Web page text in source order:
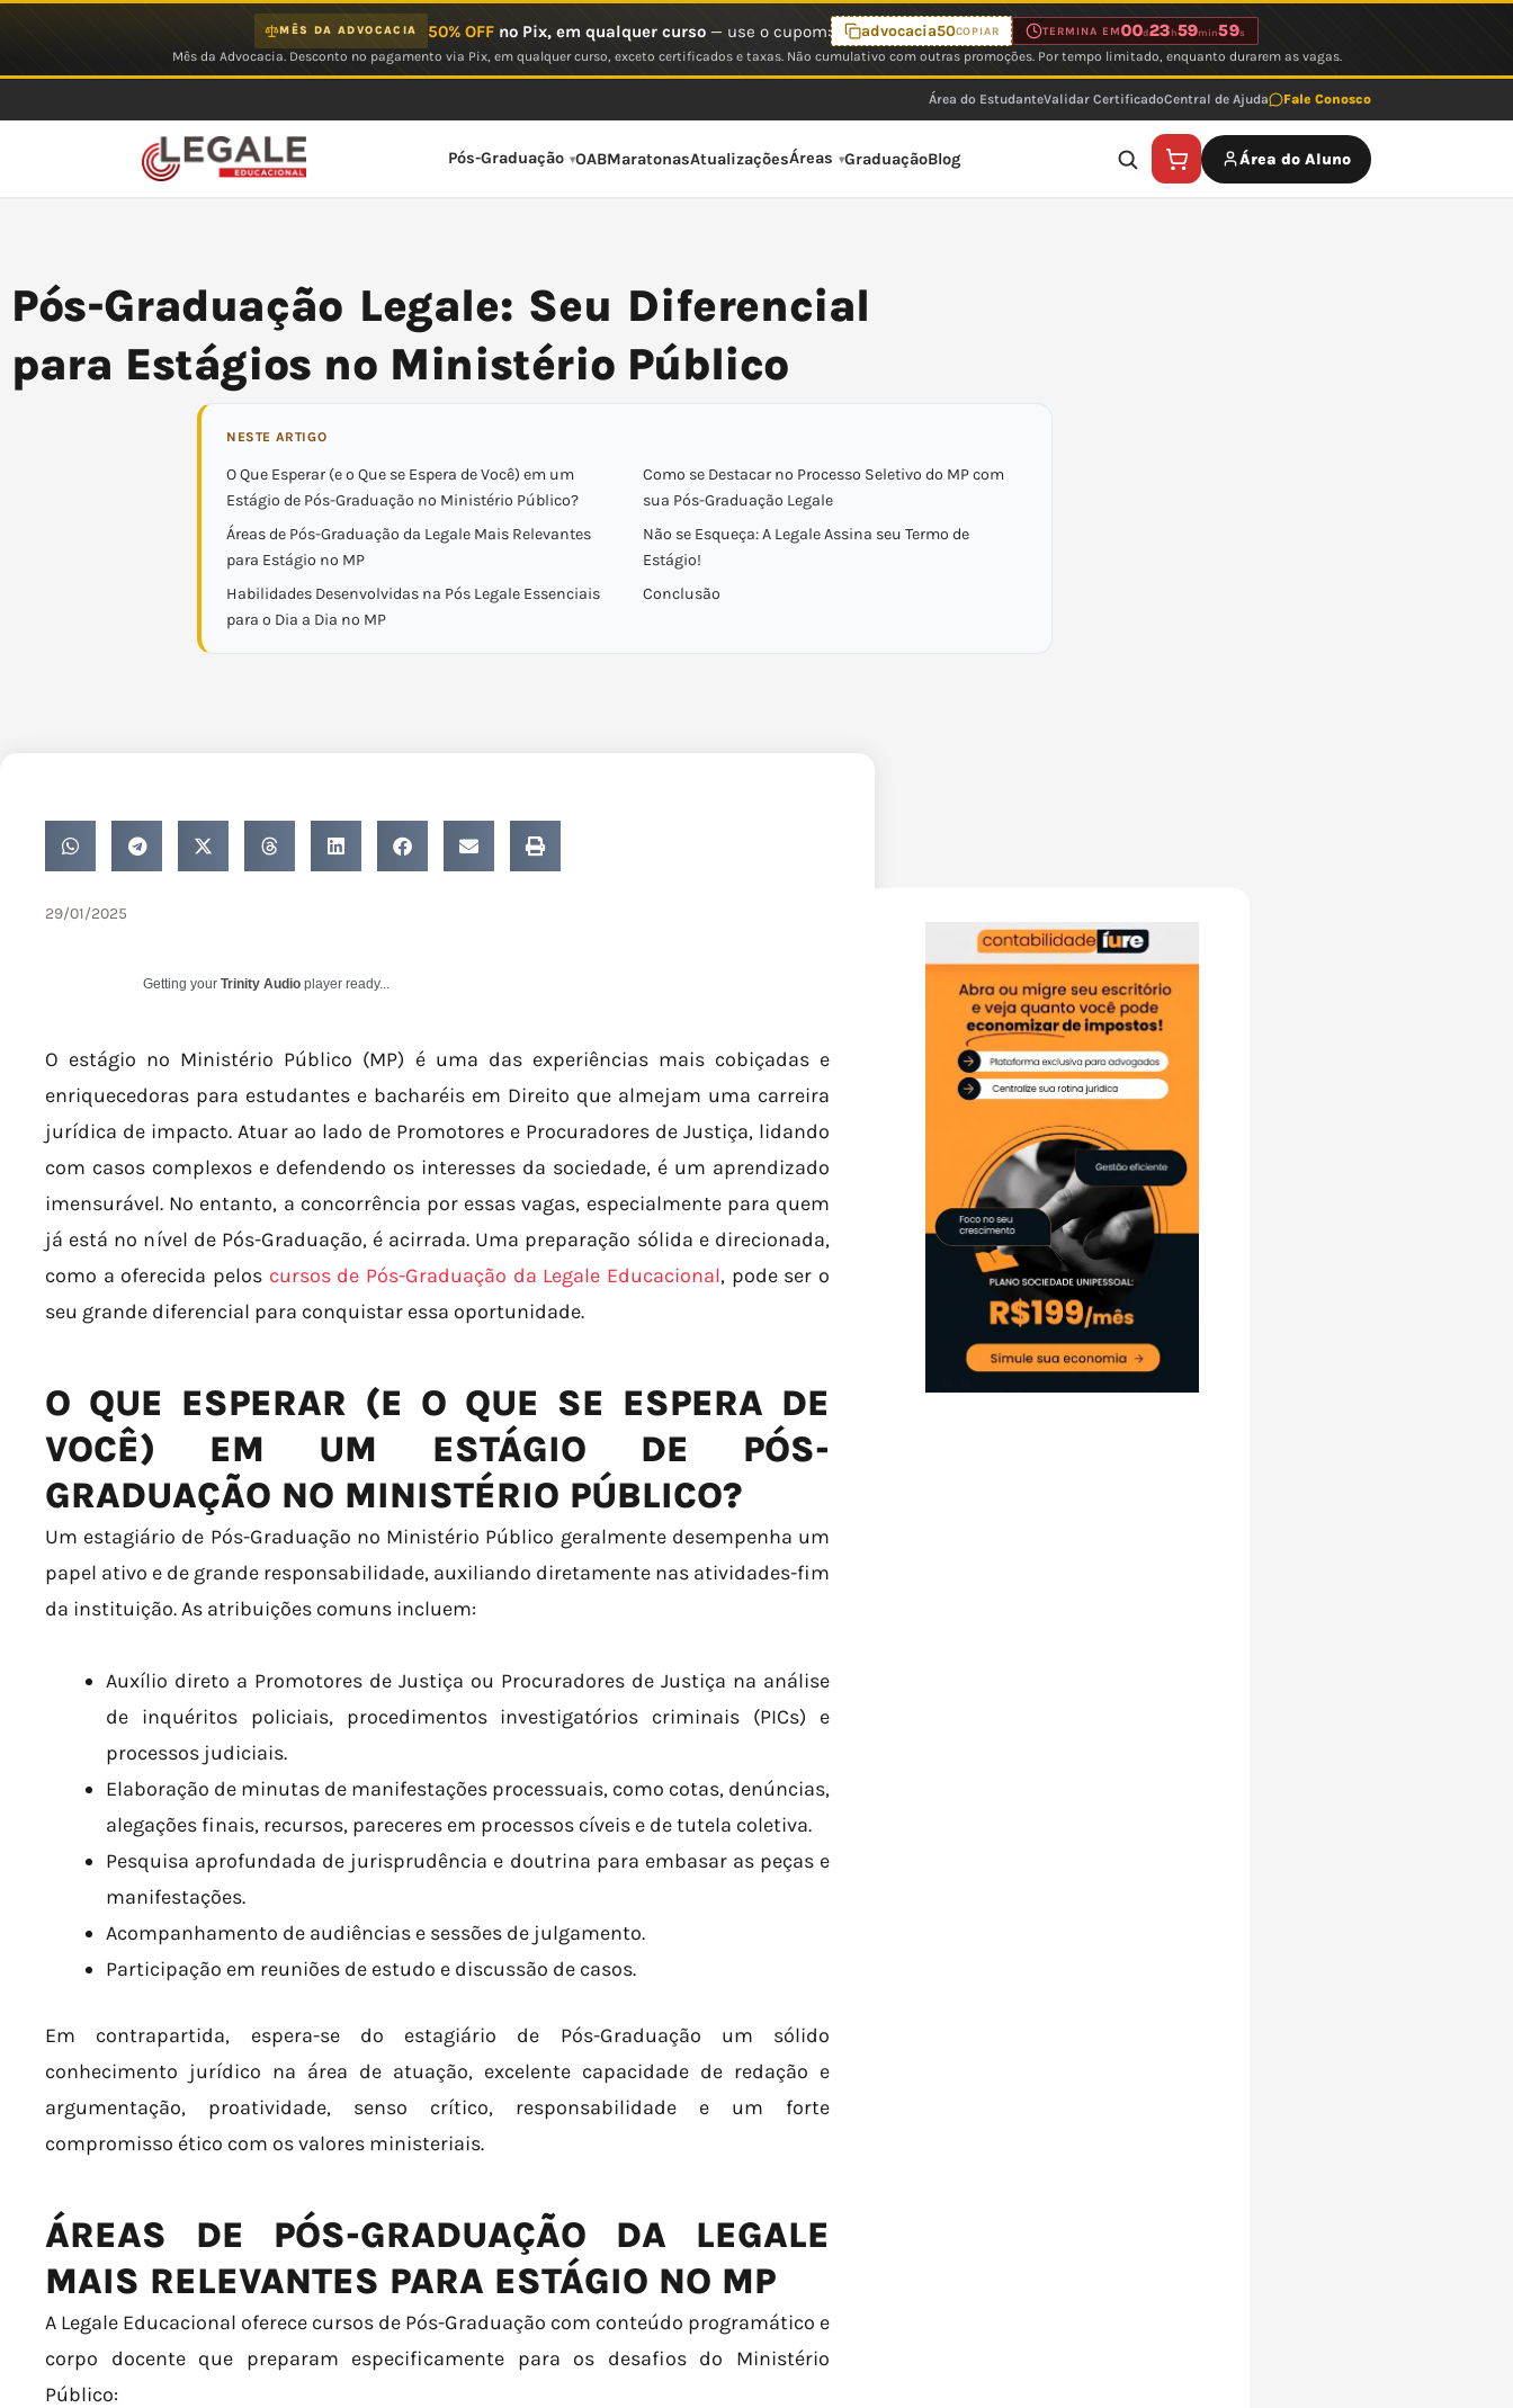
MÊS DA ADVOCACIA 50% OFFno Pix, em qualquer curso— use o cupom: advocacia50COPIAR TERMINA EM00d23 h59min59s
Mês da Advocacia. Desconto no pagamento via Pix, em qualquer curso, exceto certificados e taxas. Não cumulativo com outras promoções. Por tempo limitado, enquanto durarem as vagas.
Área do EstudanteValidar CertificadoCentral de Ajuda Fale Conosco
Pós-Graduação OABMaratonasAtualizaçõesÁreas GraduaçãoBlog Área do Aluno
Pós-Graduação Legale: Seu Diferencial
para Estágios no Ministério Público
NESTE ARTIGO
O Que Esperar (e o Que se Espera de Você) em um
Estágio de Pós-Graduação no Ministério Público?
Áreas de Pós-Graduação da Legale Mais Relevantes
para Estágio no MP
Habilidades Desenvolvidas na Pós Legale Essenciais
para o Dia a Dia no MP
Como se Destacar no Processo Seletivo do MP com
sua Pós-Graduação Legale
Não se Esqueça: A Legale Assina seu Termo de
Estágio!
Conclusão
29/01/2025
Getting your Trinity Audio player ready...
O estágio no Ministério Público (MP) é uma das experiências mais cobiçadas e
enriquecedoras para estudantes e bacharéis em Direito que almejam uma carreira
jurídica de impacto. Atuar ao lado de Promotores e Procuradores de Justiça, lidando
com casos complexos e defendendo os interesses da sociedade, é um aprendizado
imensurável. No entanto, a concorrência por essas vagas, especialmente para quem
já está no nível de Pós-Graduação, é acirrada. Uma preparação sólida e direcionada,
como a oferecida pelos cursos de Pós-Graduação da Legale Educacional, pode ser o
seu grande diferencial para conquistar essa oportunidade.
O QUE ESPERAR (E O QUE SE ESPERA DE
VOCÊ) EM UM ESTÁGIO DE PÓS-
GRADUAÇÃO NO MINISTÉRIO PÚBLICO?
Um estagiário de Pós-Graduação no Ministério Público geralmente desempenha um
papel ativo e de grande responsabilidade, auxiliando diretamente nas atividades-fim
da instituição. As atribuições comuns incluem:
Auxílio direto a Promotores de Justiça ou Procuradores de Justiça na análise
de inquéritos policiais, procedimentos investigatórios criminais (PICs) e
processos judiciais.
Elaboração de minutas de manifestações processuais, como cotas, denúncias,
alegações finais, recursos, pareceres em processos cíveis e de tutela coletiva.
Pesquisa aprofundada de jurisprudência e doutrina para embasar as peças e
manifestações.
Acompanhamento de audiências e sessões de julgamento.
Participação em reuniões de estudo e discussão de casos.
Em contrapartida, espera-se do estagiário de Pós-Graduação um sólido
conhecimento jurídico na área de atuação, excelente capacidade de redação e
argumentação, proatividade, senso crítico, responsabilidade e um forte
compromisso ético com os valores ministeriais.
ÁREAS DE PÓS-GRADUAÇÃO DA LEGALE
MAIS RELEVANTES PARA ESTÁGIO NO MP
A Legale Educacional oferece cursos de Pós-Graduação com conteúdo programático e
corpo docente que preparam especificamente para os desafios do Ministério
Público: